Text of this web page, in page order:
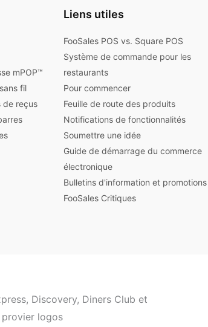
mPOP™
fil
de reçus
Liens utiles
FooSales POS vs. Square POS
Système de commande pour les
restaurants
Pour commencer
Feuille de route des produits
Notifications de fonctionnalités
Soumettre une idée
Guide de démarrage du commerce
électronique
Bulletins d'information et promotions
FooSales Critiques